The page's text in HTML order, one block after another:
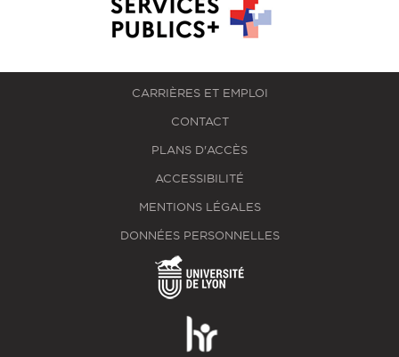
CARRIÈRES ET EMPLOI
CONTACT
PLANS D'ACCÈS
ACCESSIBILITÉ
MENTIONS LÉGALES
DONNÉES PERSONNELLES